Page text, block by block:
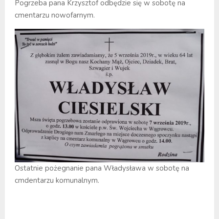
Pogrzeba pana Krzysztof odbędzie się w sobotę na
cmentarzu nowofarnym.
Ostatnie pożegnanie pana Władysława w sobotę na
cmdentarzu komunalnym.